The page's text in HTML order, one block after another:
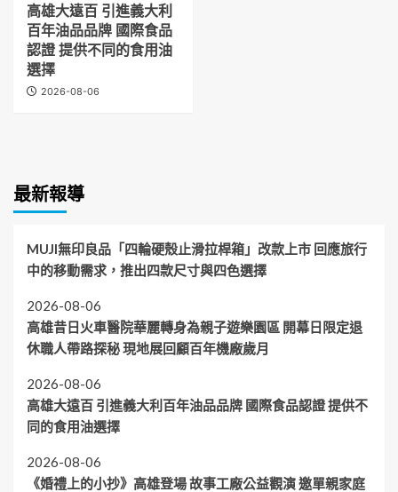
高雄大遠百 引進義大利
百年油品品牌 國際食品
認證 提供不同的食用油
選擇
2026-08-06
最新報導
MUJI無印良品「四輪硬殼止滑拉桿箱」改款上市 回應旅行
中的移動需求，推出四款尺寸與四色選擇
2026-08-06
高雄昔日火車醫院華麗轉身為親子遊樂園區 開幕日限定退
休職人帶路探秘 現地展回顧百年機廠歲月
2026-08-06
高雄大遠百 引進義大利百年油品品牌 國際食品認證 提供不
同的食用油選擇
2026-08-06
《婚禮上的小抄》高雄登場 故事工廠公益觀演 邀單親家庭